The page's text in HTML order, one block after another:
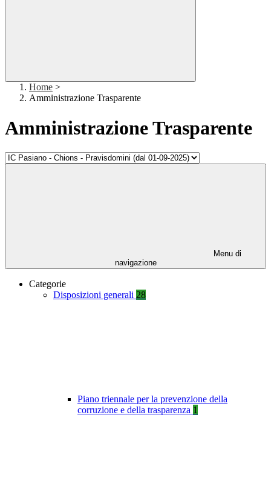
Home >
Amministrazione Trasparente
Amministrazione Trasparente
Menu di
navigazione
Categorie
Disposizioni generali 28
Piano triennale per la prevenzione della
corruzione e della trasparenza 1